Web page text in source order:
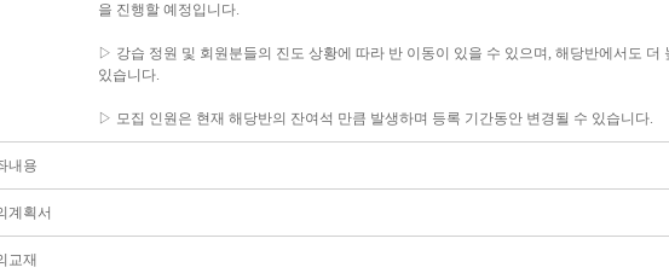
을 진행할 예정입니다.
▷ 강습 정원 및 회원분들의 진도 상황에 따라 반 이동이 있을 수 있으며, 해당반에서도 더
있습니다.
▷ 모집 인원은 현재 해당반의 잔여석 만큼 발생하며 등록 기간동안 변경될 수 있습니다.
내용
계획서
교재